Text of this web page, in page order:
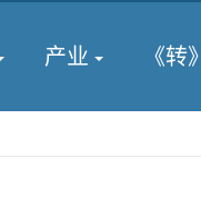
产业 《转